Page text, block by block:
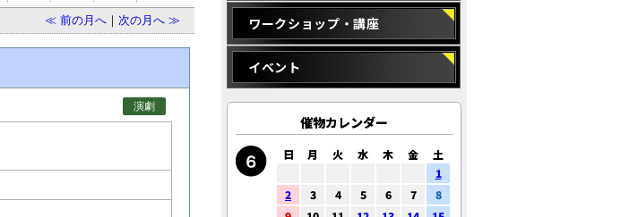
≪ 前の月へ ｜ 次の月へ ≫
演劇
ワークショップ・講座
イベント
催物カレンダー
日 月 火 水 木 金
土
1
2
3 4 5 6 7
8